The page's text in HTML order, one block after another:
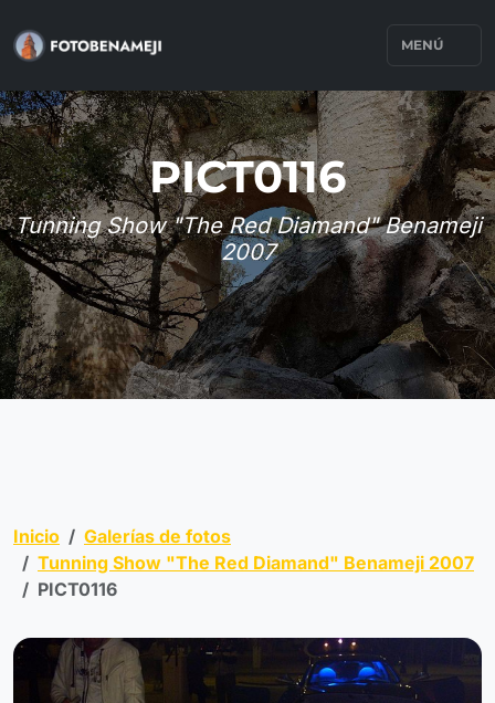
MENÚ
PICT0116
Tunning Show "The Red Diamand" Benameji
2007
Inicio
Galerías de fotos
Tunning Show "The Red Diamand" Benameji 2007
PICT0116